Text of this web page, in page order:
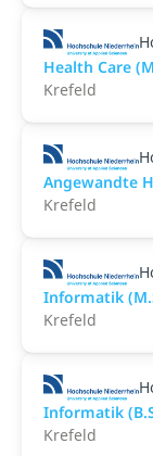
Health Care
Krefeld
Angewandte
Krefeld
Informatik
Krefeld
Informatik
Krefeld